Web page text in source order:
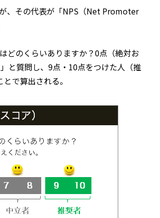
、その代表が「NPS（Net Promoter
どのくらいありますか？0点（絶対お
と質問し、9点・10点をつけた人（推
で算出される。